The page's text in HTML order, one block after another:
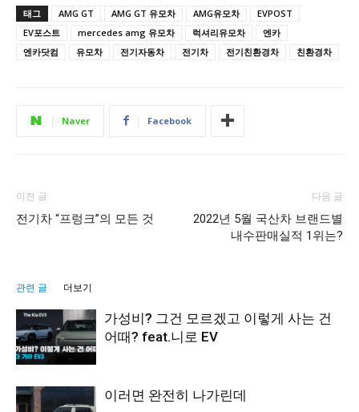
태그 AMG GT AMG GT 유모차 AMG유모차
EVPOST
EV포스트
mercedes amg 유모차 럭셔리유모차
엔카
엔카닷컴
유모차 전기자동차 전기차 전기친환경차 친환경차
Naver Facebook
이전 글
전기차 “프렁크”의 모든 것
다음 글
2022년 5월 국산차 브랜드별
내수판매실적 1위는?
관련 글 더보기
가성비? 그건 모르겠고 이렇게 사는 건
어때? feat.니로 EV
이러면 완전히 나가린데